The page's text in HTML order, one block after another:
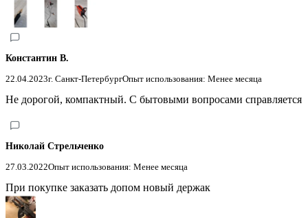
Константин В.
22.04.2023г. Санкт-ПетербургОпыт использования: Менее месяца
Не дорогой, компактный. С бытовыми вопросами справляется
Николай Стрельченко
27.03.2022Опыт использования: Менее месяца
При покупке заказать допом новый держак